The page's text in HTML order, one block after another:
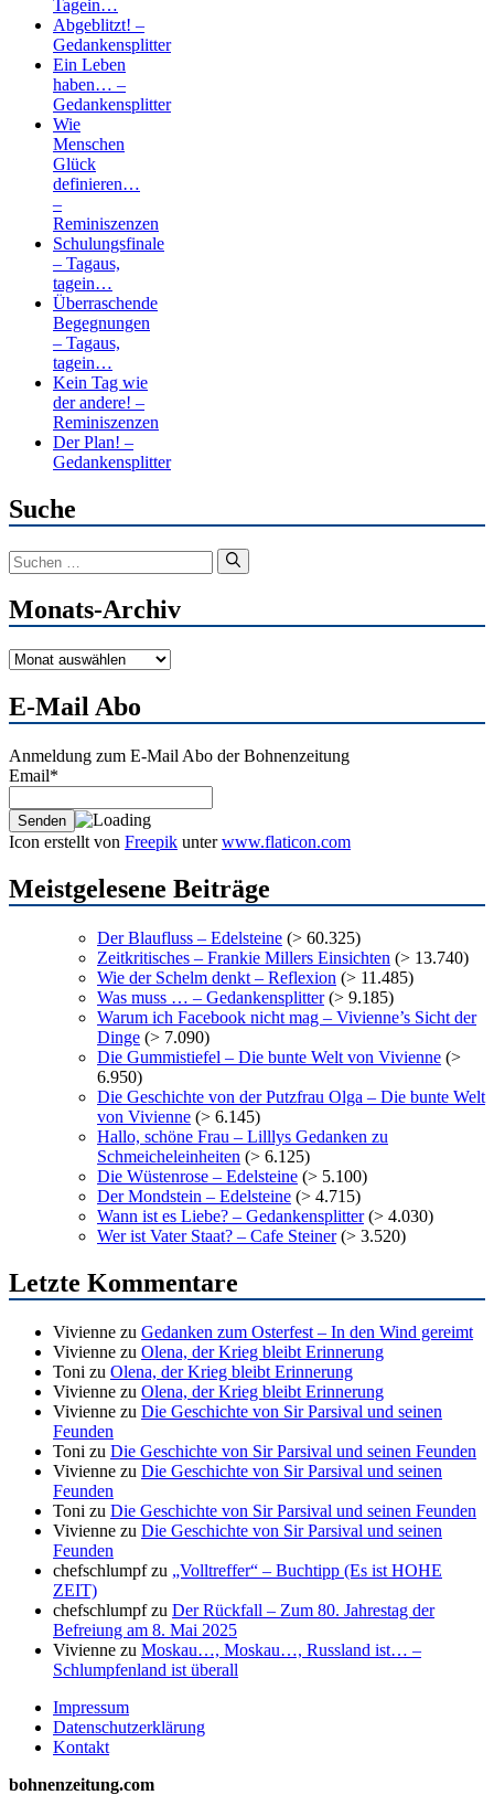
Tagein…
Abgeblitzt! –
Gedankensplitter
Ein Leben
haben… –
Gedankensplitter
Wie
Menschen
Glück
definieren…
–
Reminiszenzen
Schulungsfinale
– Tagaus,
tagein…
Überraschende
Begegnungen
– Tagaus,
tagein…
Kein Tag wie
der andere! –
Reminiszenzen
Der Plan! –
Gedankensplitter
Suche
Suchen
nach:
Monats-Archiv
Monats-
E-Mail Abo
Anmeldung zum E-Mail Abo der Bohnenzeitung
Email*
Icon erstellt von Freepik unterwww.flaticon.com
Meistgelesene Beiträge
Der Blaufluss – Edelsteine (> 60.325)
Zeitkritisches – Frankie Millers Einsichten (> 13.740)
Wie der Schelm denkt – Reflexion (> 11.485)
Was muss … – Gedankensplitter(> 9.185)
Warum ich Facebook nicht mag – Vivienne’s Sicht der
Dinge (> 7.090)
Die Gummistiefel – Die bunte Welt von Vivienne (>
6.950)
Die Geschichte von der Putzfrau Olga – Die bunte Welt
von Vivienne (> 6.145)
Hallo, schöne Frau – Lilllys Gedanken zu
Schmeicheleinheiten (> 6.125)
Die Wüstenrose – Edelsteine (> 5.100)
Der Mondstein – Edelsteine (> 4.715)
Wann ist es Liebe? – Gedankensplitter(> 4.030)
Wer ist Vater Staat? – Cafe Steiner(> 3.520)
Letzte Kommentare
Vivienne zu Gedanken zum Osterfest – In den Wind gereimt
Vivienne zu Olena, der Krieg bleibt Erinnerung
Toni zu Olena, der Krieg bleibt Erinnerung
Vivienne zu Olena, der Krieg bleibt Erinnerung
Vivienne zu Die Geschichte von Sir Parsival und seinen
Feunden
Toni zu Die Geschichte von Sir Parsival und seinen Feunden
Vivienne zu Die Geschichte von Sir Parsival und seinen
Feunden
Toni zu Die Geschichte von Sir Parsival und seinen Feunden
Vivienne zu Die Geschichte von Sir Parsival und seinen
Feunden
chefschlumpfzu „Volltreffer“ – Buchtipp (Es ist HOHE
ZEIT)
chefschlumpfzu Der Rückfall – Zum 80. Jahrestag der
Befreiung am 8. Mai 2025
Vivienne zu Moskau…, Moskau…, Russland ist… –
Schlumpfenland ist überall
Impressum
Datenschutzerklärung
Kontakt
bohnenzeitung.com